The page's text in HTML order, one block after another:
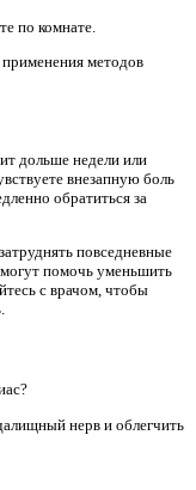
по комнате.
применения методов
дольше недели или
внезапную боль
обратиться за
повседневные
помочь уменьшить
с врачом, чтобы
нерв и облегчить